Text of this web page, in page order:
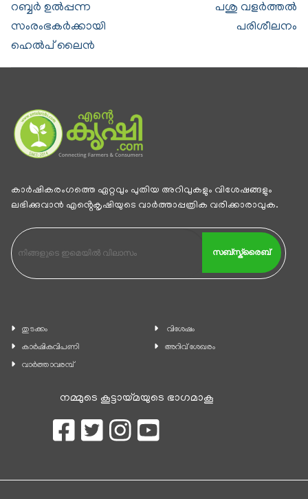
റബ്ബർ ഉൽപ്പന്ന
സംരംഭകർക്കായി
ഹെൽപ് ലൈൻ
പശു വളർത്തൽ
പരിശീലനം
കാര്‍ഷികരംഗത്തെ ഏറ്റവും പുതിയ അറിവുകളും വിശേഷങ്ങളും
ലഭിക്കുവാന്‍ എൻ്റെകൃഷിയുടെ വാര്‍ത്താപ്പത്രിക വരിക്കാരാവുക.
സബ്സ്ക്രൈബ്
തുടക്കം
കാ‍ർഷികവിപണി
വാര്‍ത്താവരമ്പ്
വിശേഷം
അറിവ് ശേഖരം
നമ്മുടെ കൂട്ടായ്മയുടെ ഭാഗമാകൂ